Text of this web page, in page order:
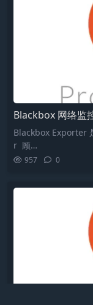
Blackbox 网络监
Blackbox Exporter
r ‍ 顾…
957 0